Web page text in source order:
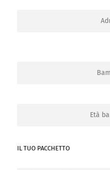
IL TUO PACCHETTO